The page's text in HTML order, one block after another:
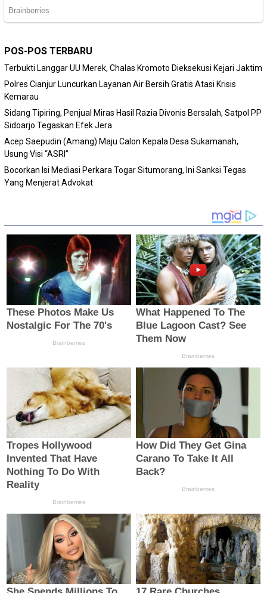
POS-POS TERBARU
Terbukti Langgar UU Merek, Chalas Kromoto Dieksekusi Kejari Jaktim
Polres Cianjur Luncurkan Layanan Air Bersih Gratis Atasi Krisis
Kemarau
Sidang Tipiring, Penjual Miras Hasil Razia Divonis Bersalah, Satpol PP
Sidoarjo Tegaskan Efek Jera
Acep Saepudin (Amang) Maju Calon Kepala Desa Sukamanah,
Usung Visi “ASRI”
Bocorkan Isi Mediasi Perkara Togar Situmorang, Ini Sanksi Tegas
Yang Menjerat Advokat